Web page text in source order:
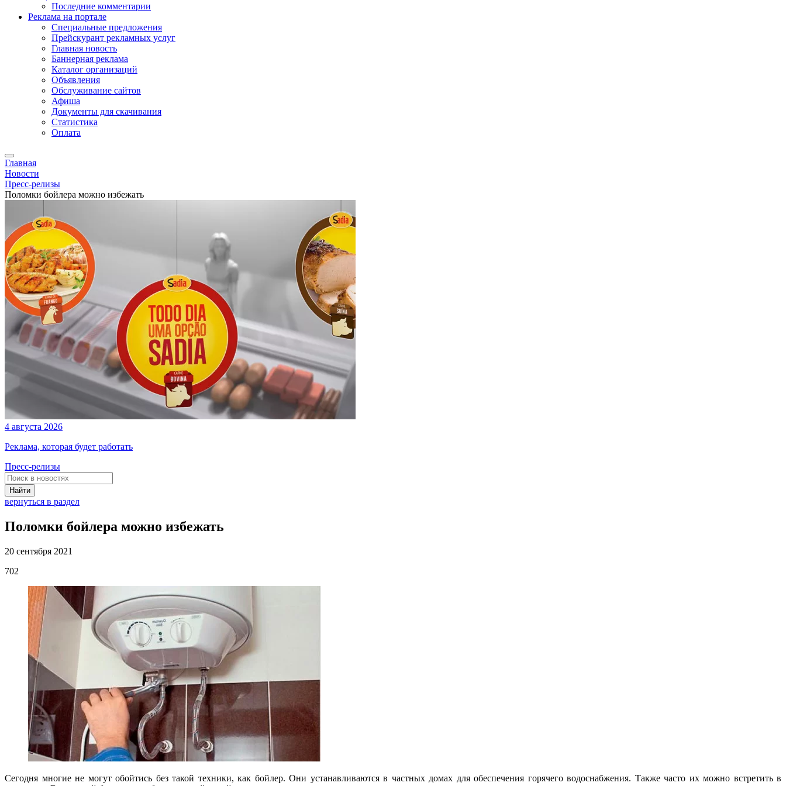
Последние комментарии
Реклама на портале
Специальные предложения
Прейскурант рекламных услуг
Главная новость
Баннерная реклама
Каталог организаций
Объявления
Обслуживание сайтов
Афиша
Документы для скачивания
Статистика
Оплата
Главная
Новости
Пресс-релизы
Поломки бойлера можно избежать
4 августа 2026
Реклама, которая будет работать
Пресс-релизы
Найти
вернуться в раздел
Поломки бойлера можно избежать
20 сентября 2021
702
Сегодня многие не могут обойтись без такой техники, как бойлер. Они устанавливаются в частных домах для обеспечения горячего водоснабжения. Также часто их можно встретить в